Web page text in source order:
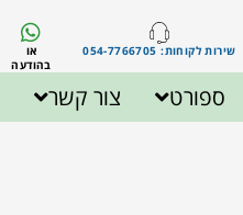
שירות לקוחות: 054-7766705
או
בהודעה
ספורט צור קשר